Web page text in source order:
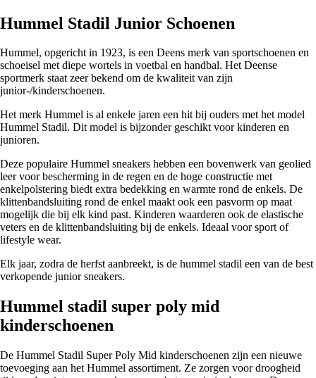
Hummel Stadil Junior Schoenen
Hummel, opgericht in 1923, is een Deens merk van sportschoenen en
schoeisel met diepe wortels in voetbal en handbal. Het Deense
sportmerk staat zeer bekend om de kwaliteit van zijn
junior-/kinderschoenen.
Het merk Hummel is al enkele jaren een hit bij ouders met het model
Hummel Stadil. Dit model is bijzonder geschikt voor kinderen en
junioren.
Deze populaire Hummel sneakers hebben een bovenwerk van geolied
leer voor bescherming in de regen en de hoge constructie met
enkelpolstering biedt extra bedekking en warmte rond de enkels. De
klittenbandsluiting rond de enkel maakt ook een pasvorm op maat
mogelijk die bij elk kind past. Kinderen waarderen ook de elastische
veters en de klittenbandsluiting bij de enkels. Ideaal voor sport of
lifestyle wear.
Elk jaar, zodra de herfst aanbreekt, is de hummel stadil een van de best
verkopende junior sneakers.
Hummel stadil super poly mid
kinderschoenen
De Hummel Stadil Super Poly Mid kinderschoenen zijn een nieuwe
toevoeging aan het Hummel assortiment. Ze zorgen voor droogheid